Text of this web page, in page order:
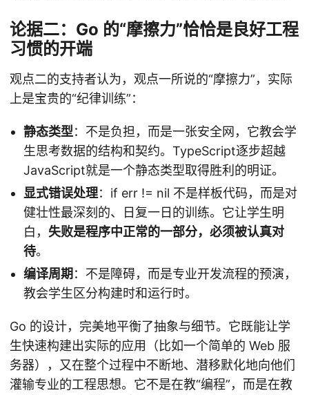
论据二：Go 的“摩擦力”恰恰是良好工程
习惯的开端
观点二的支持者认为，观点一所说的“摩擦力”，实际
上是宝贵的“纪律训练”：
静态类型：不是负担，而是一张安全网，它教会学
生思考数据的结构和契约。TypeScript逐步超越
JavaScript就是一个静态类型取得胜利的明证。
显式错误处理：if err != nil 不是样板代码，而是对
健壮性最深刻的、日复一日的训练。它让学生明
白， 失败是程序中正常的一部分，必须被认真对
待。
编译周期 ：不是障碍，而是专业开发流程的预演，
教会学生区分构建时和运行时。
Go 的设计，完美地平衡了抽象与细节。它既能让学
生快速构建出实际的应用（比如一个简单的 Web 服
务器），又在整个过程中不断地、潜移默化地向他们
灌输专业的工程思想。它不是在教“编程”，而是在教